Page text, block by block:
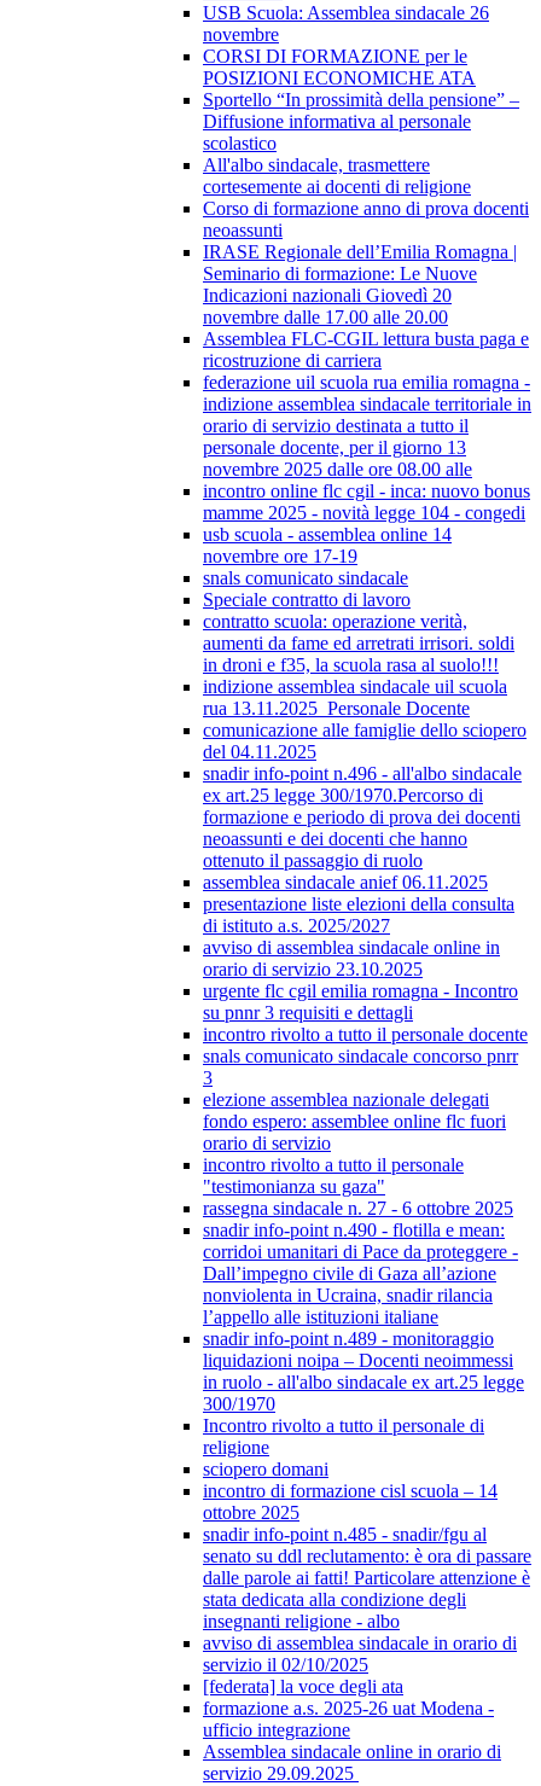
USB Scuola: Assemblea sindacale 26
novembre
CORSI DI FORMAZIONE per le
POSIZIONI ECONOMICHE ATA
Sportello “In prossimità della pensione” –
Diffusione informativa al personale
scolastico
All'albo sindacale, trasmettere
cortesemente ai docenti di religione
Corso di formazione anno di prova docenti
neoassunti
IRASE Regionale dell’Emilia Romagna |
Seminario di formazione: Le Nuove
Indicazioni nazionali Giovedì 20
novembre dalle 17.00 alle 20.00
Assemblea FLC-CGIL lettura busta paga e
ricostruzione di carriera
federazione uil scuola rua emilia romagna -
indizione assemblea sindacale territoriale in
orario di servizio destinata a tutto il
personale docente, per il giorno 13
novembre 2025 dalle ore 08.00 alle
incontro online flc cgil - inca: nuovo bonus
mamme 2025 - novità legge 104 - congedi
usb scuola - assemblea online 14
novembre ore 17-19
snals comunicato sindacale
Speciale contratto di lavoro
contratto scuola: operazione verità,
aumenti da fame ed arretrati irrisori. soldi
in droni e f35, la scuola rasa al suolo!!!
indizione assemblea sindacale uil scuola
rua 13.11.2025_Personale Docente
comunicazione alle famiglie dello sciopero
del 04.11.2025
snadir info-point n.496 - all'albo sindacale
ex art.25 legge 300/1970.Percorso di
formazione e periodo di prova dei docenti
neoassunti e dei docenti che hanno
ottenuto il passaggio di ruolo
assemblea sindacale anief 06.11.2025
presentazione liste elezioni della consulta
di istituto a.s. 2025/2027
avviso di assemblea sindacale online in
orario di servizio 23.10.2025
urgente flc cgil emilia romagna - Incontro
su pnnr 3 requisiti e dettagli
incontro rivolto a tutto il personale docente
snals comunicato sindacale concorso pnrr
3
elezione assemblea nazionale delegati
fondo espero: assemblee online flc fuori
orario di servizio
incontro rivolto a tutto il personale
"testimonianza su gaza"
rassegna sindacale n. 27 - 6 ottobre 2025
snadir info-point n.490 - flotilla e mean:
corridoi umanitari di Pace da proteggere -
Dall’impegno civile di Gaza all’azione
nonviolenta in Ucraina, snadir rilancia
l’appello alle istituzioni italiane
snadir info-point n.489 - monitoraggio
liquidazioni noipa – Docenti neoimmessi
in ruolo - all'albo sindacale ex art.25 legge
300/1970
Incontro rivolto a tutto il personale di
religione
sciopero domani
incontro di formazione cisl scuola – 14
ottobre 2025
snadir info-point n.485 - snadir/fgu al
senato su ddl reclutamento: è ora di passare
dalle parole ai fatti! Particolare attenzione è
stata dedicata alla condizione degli
insegnanti religione - albo
avviso di assemblea sindacale in orario di
servizio il 02/10/2025
[federata] la voce degli ata
formazione a.s. 2025-26 uat Modena -
ufficio integrazione
Assemblea sindacale online in orario di
servizio 29.09.2025